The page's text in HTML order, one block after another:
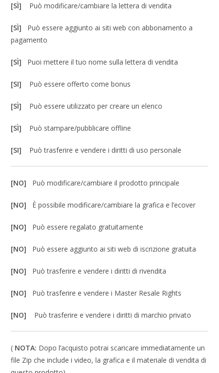
[SÌ] Può modificare/cambiare la lettera di vendita
[SÌ] Può essere aggiunto ai siti web con abbonamento a
pagamento
[SÌ] Puoi mettere il tuo nome sulla lettera di vendita
[SI] Può essere offerto come bonus
[SÌ] Può essere utilizzato per creare un elenco
[SÌ] Può stampare/pubblicare offline
[SI] Può trasferire e vendere i diritti di uso personale
[NO] Può modificare/cambiare il prodotto principale
[NO] È possibile modificare/cambiare la grafica e l’ecover
[NO] Può essere regalato gratuitamente
[NO] Può essere aggiunto ai siti web di iscrizione gratuita
[NO] Può trasferire e vendere i diritti di rivendita
[NO] Può trasferire e vendere i Master Resale Rights
[NO] Può trasferire e vendere i diritti di marchio privato
( NOTA: Dopo l’acquisto potrai scaricare immediatamente un
file Zip che include i video, la grafica e il materiale di vendita di